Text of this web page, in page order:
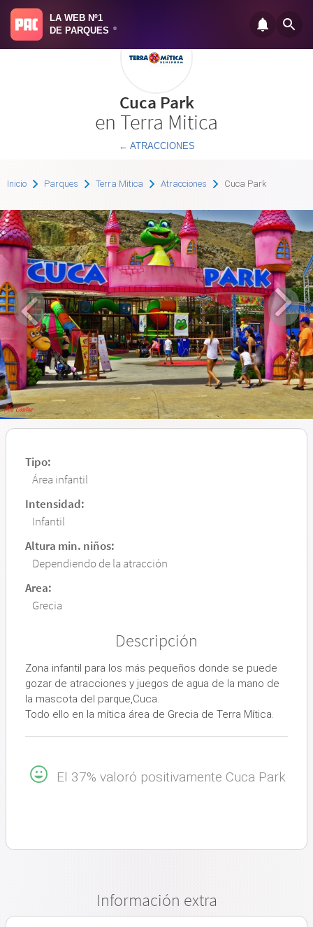
LA WEB Nº1
DE PARQUES
®
Cuca Park
en Terra Mitica
← ATRACCIONES
Inicio Parques Terra Mitica Atracciones Cuca Park
Tipo:
Área infantil
Intensidad:
Infantil
Altura min. niños:
Dependiendo de la atracción
Area:
Grecia
Descripción
Zona infantil para los más pequeños donde se puede
gozar de atracciones y juegos de agua de la mano de
la mascota del parque,Cuca.
Todo ello en la mítica área de Grecia de Terra Mítica.
El 37% valoró positivamente Cuca Park
Información extra